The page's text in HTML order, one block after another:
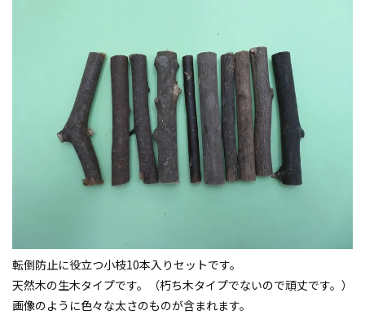
転倒防止に役立つ小枝10本入りセットです。
天然木の生木タイプです。（朽ち木タイプでないので頑丈です。）
画像のように色々な太さのものが含まれます。